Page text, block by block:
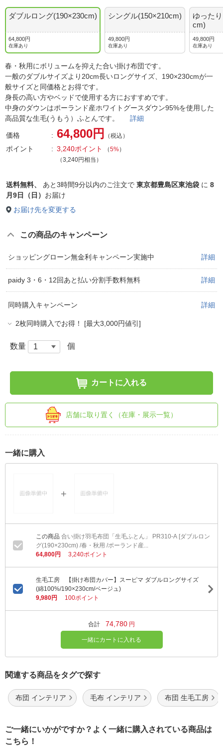
ダブルロング(190×230cm)
64,800円
在庫あり
シングル(150×210cm)
49,800円
在庫あり
ゆった
cm)
49,800円
在庫あり
春・秋用にボリュームを抑えた合い掛け布団です。
一般のダブルサイズより20cm長いロングサイズ、190×230cmが一
般サイズと同価格とお得です。
身長の高い方やベッドで使用する方におすすめです。
中身のダウンはポーランド産ホワイトグースダウン95%を使用した
高品質な生毛(うもう）ふとんです。 詳細
価格 64,800円 （税込）
ポイント 3,240ポイント （5%）
（3,240円相当）
送料無料、 あと3時間9分以内のご注文で 東京都豊島区東池袋 に 8
月9日（日） お届け
お届け先を変更する
この商品のキャンペーン
ショッピングローン無金利キャンペーン実施中 詳細
paidy 3・6・12回あと払い分割手数料無料 詳細
同時購入キャンペーン 詳細
2枚同時購入でお得！ [最大3,000円値引]
数量 個
カートに入れる
店舗に取り置く（在庫・展示一覧）
一緒に購入
合い掛け羽毛布団「生毛ふとん」 PR310-A [ダブルロン
グ(190×230cm) /春・秋用 /ポーランド産...
64,800円
3,240ポイント
生毛工房 【掛け布団カバー】スーピマ ダブルロングサイズ
(綿100%/190×230cm/ベージュ)
9,980円
100ポイント
合計 74,780 円
一緒にカートに入れる
関連する商品をタグで探す
布団 インテリア 毛布 インテリア 布団 生毛工房
ご一緒にいかがですか？よく一緒に購入されている商品は
こちら！